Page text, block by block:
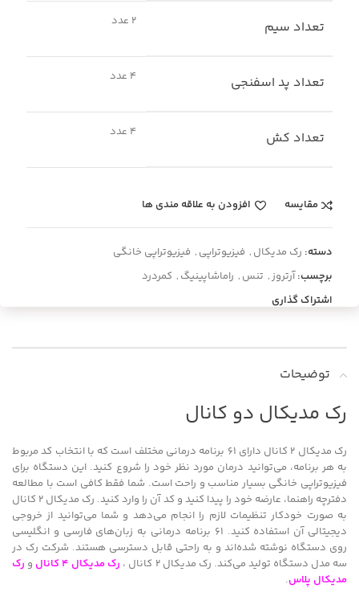
تعداد سیم 2 عدد
تعداد پد اسفنجی 4 عدد
تعداد کش 4 عدد
مقایسه افزودن به علاقه مندی ها
دسته: رک مدیکال , فیزیوتراپی , فیزیوتراپی خانگی
برچسب: آرتروز , تنس , راماشاپینیگ , کمردرد
اشتراک گذاری
توضیحات
رک مدیکال دو کانال
رک مدیکال 2 کانال دارای ۶۱ برنامه درمانی مختلف است که با انتخاب کد مربوط
به هر برنامه، می‌توانید درمان مورد نظر خود را شروع کنید. این دستگاه برای
فیزیوتراپی خانگی بسیار مناسب و راحت است. شما فقط کافی است با مطالعه
دفترچه راهنما، عارضه خود را پیدا کنید و کد آن را وارد کنید. رک مدیکال 2 کانال
به صورت خودکار تنظیمات لازم را انجام می‌دهد و شما می‌توانید از خروجی
دیجیتالی آن استفاده کنید. ۶۱ برنامه درمانی به زبان‌های فارسی و انگلیسی
روی دستگاه نوشته شده‌اند و به راحتی قابل دسترسی هستند. شرکت رک در
سه مدل دستگاه تولید می‌کند. رک مدیکال 2 کانال ،
رک مدیکال 4 کانال و رک
مدیکال پلاس.